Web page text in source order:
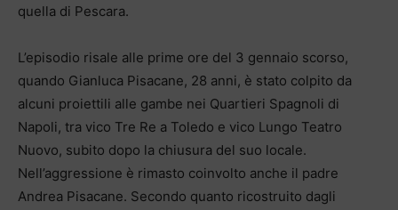
quella di Pescara.
L’episodio risale alle prime ore del 3 gennaio scorso,
quando Gianluca Pisacane, 28 anni, è stato colpito da
alcuni proiettili alle gambe nei Quartieri Spagnoli di
Napoli, tra vico Tre Re a Toledo e vico Lungo Teatro
Nuovo, subito dopo la chiusura del suo locale.
Nell’aggressione è rimasto coinvolto anche il padre
Andrea Pisacane. Secondo quanto ricostruito dagli